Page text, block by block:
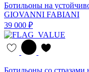
Ботильоны на
GIOVANNI FABIANI
39 000 ₽
Ботильоны со